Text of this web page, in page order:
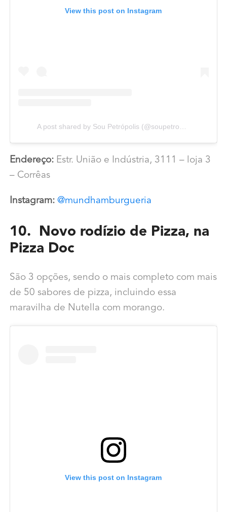
View this post on Instagram
A post shared by Sou Petrópolis (@soupetropolis)
Endereço: Estr. União e Indústria, 3111 – loja 3
– Corrêas
Instagram: @mundhamburgueria
10. Novo rodízio de Pizza, na
Pizza Doc
São 3 opções, sendo o mais completo com mais
de 50 sabores de pizza, incluindo essa
maravilha de Nutella com morango.
View this post on Instagram